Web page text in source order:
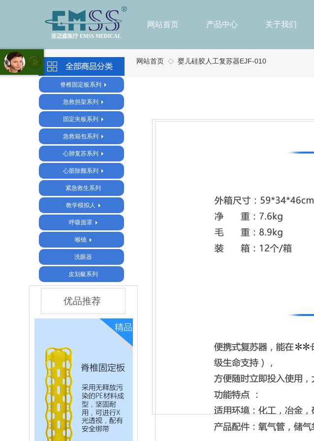
网站首页 ◇ 婴儿硅胶人工复苏器EJF-010
脊椎固定板系列
急救担架系列
固定夹板系列
急救箱包系列
心肺复苏系列
心脏除颤系列
紧急救生系列
教学模拟人
呼吸面罩
喉镜
洗眼器
皮划艇系列
优品推荐
亚迈森医疗 EMSS MEDICAL
网站首页 产品中心 关于我们